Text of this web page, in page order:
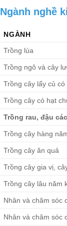
Ngành nghề
NGÀNH
Trồng lúa
Trồng ngô và cây
Trồng cây lấy củ
Trồng cây có hạt
Trồng rau, đậu
Trồng cây hàng
Trồng cây ăn quả
Trồng cây gia vị,
Trồng cây lâu năm
Nhân và chăm sóc
Nhân và chăm sóc